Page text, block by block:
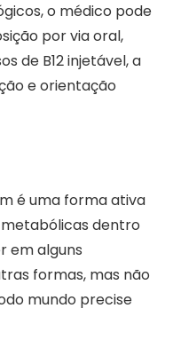
o médico pode
por via oral,
de B12 injetável, a
e orientação
é uma forma ativa
dentro
em alguns
formas, mas não
mundo precise